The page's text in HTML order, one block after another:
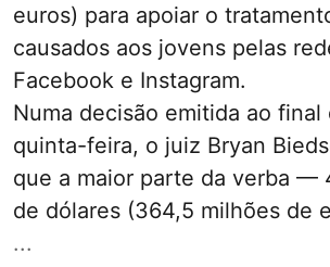
euros) para apoiar o
causados aos jovens pelas
Facebook e Instagram.
Numa decisão emitida ao final
quinta-feira, o juiz Bryan
que a maior parte da verba —
de dólares (364,5 milhões de
...